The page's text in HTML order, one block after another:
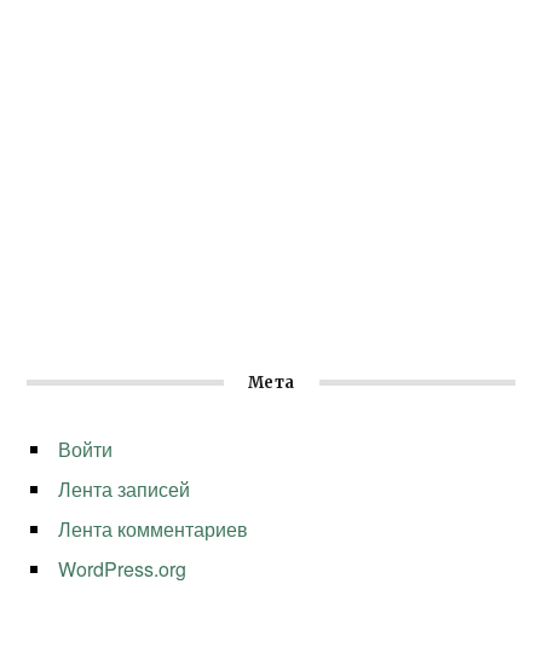
Мета
Войти
Лента записей
Лента комментариев
WordPress.org